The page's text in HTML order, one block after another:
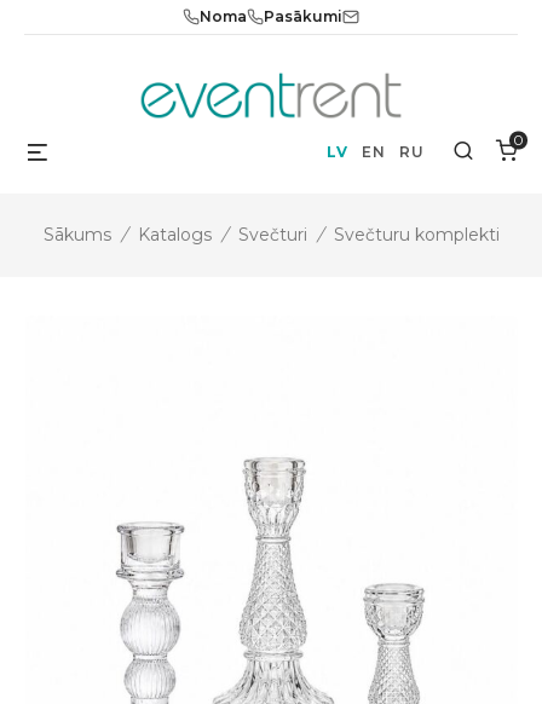
Noma Pasākumi
LV EN RU Search
0
Sākums / Katalogs / Svečturi / Svečturu komplekti